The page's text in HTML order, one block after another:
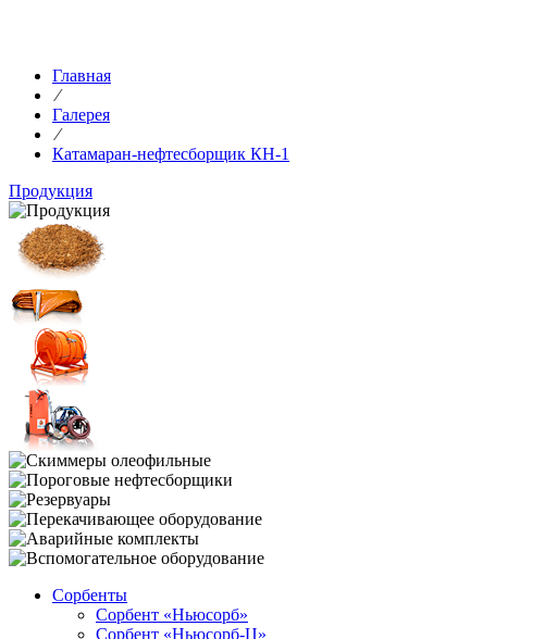
Главная
⁄
Галерея
⁄
Катамаран-нефтесборщик КН-1
Продукция
Сорбенты
Сорбент «Ньюсорб»
Сорбент «Ньюсорб-Ц»